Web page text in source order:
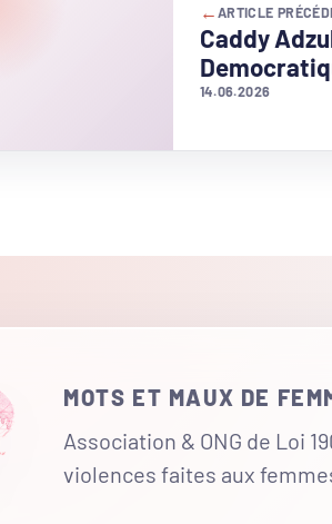
← ARTICLE
Caddy
14.06.2026
MOTS ET MAUX DE
Association & ONG de Loi
violences faites aux